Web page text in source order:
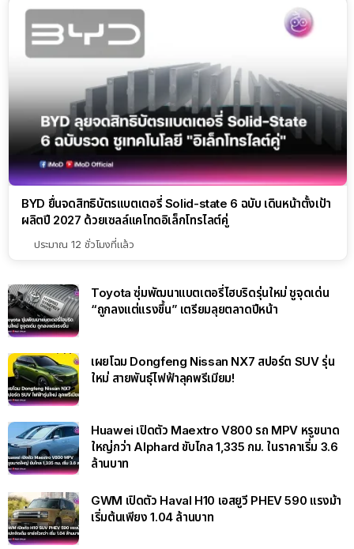
BYD ยื่นจดสิทธิบัตรแบตเตอรี่ Solid-state 6 ฉบับ เดินหน้าตั้งเป้า
ผลิตปี 2027 ด้วยเซลล์แคโทดอิเล็กโทรไลต์คู่
ประมาณ 12 ชั่วโมงที่แล้ว
Toyota ซุ่มพัฒนาแบตเตอรี่ไฮบริดรุ่นใหม่ ชูจุดเด่น
“ถูกลงแต่แรงขึ้น” เตรียมลุยตลาดปีหน้า
เผยโฉม Dongfeng Nissan NX7 สปอร์ต SUV รุ่น
ใหม่ สายพันธุ์ไฟฟ้าลุคพรีเมียม!
Huawei เปิดตัว Maextro V800 รถ MPV หรูขนาด
ใหญ่กว่า Alphard ขับไกล 1,335 กม. ในราคาเริ่ม 3.6
ล้านบาท
GWM เปิดตัว Haval H10 เอสยูวี PHEV 590 แรงม้า
เริ่มต้นเพียง 1.04 ล้านบาท